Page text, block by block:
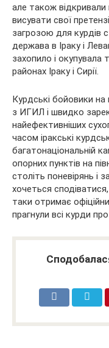
але також відкривали
висувати свої
загрозою для курдів
держава в Іраку і
захопило і окупувала
районах Іраку і Сирії.
Курдські бойовики на
з ИГИЛ і швидко
найефективніших
часом іракські
багатонаціональній
опорних пунктів на
століть поневірянь і
хочеться
таки отримає
прагнули всі курди